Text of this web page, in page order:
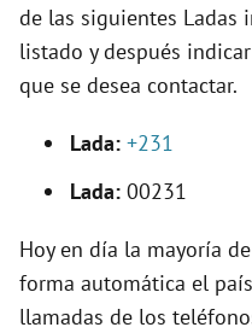
de las siguientes Ladas
listado y después
que se desea contactar.
Lada: +231
Lada: 00231
Hoy en día la mayoría
forma automática el
llamadas de los